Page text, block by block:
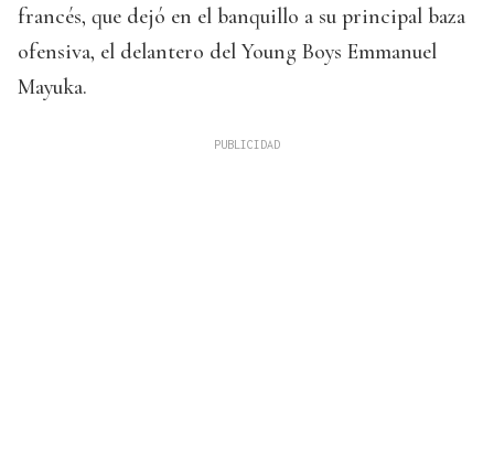
francés, que dejó en el banquillo a su principal baza
ofensiva, el delantero del Young Boys Emmanuel
Mayuka.